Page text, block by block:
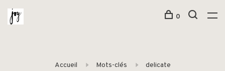
0
Accueil Mots-clés delicate